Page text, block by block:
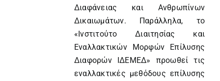
Διαφάνειας και Ανθρωπίνων
Δικαιωμάτων. Παράλληλα, το
«Ινστιτούτο Διαιτησίας και
Εναλλακτικών Μορφών Επίλυσης
Διαφορών ΙΔΕΜΕΔ» προωθεί τις
εναλλακτικές μεθόδους επίλυσης